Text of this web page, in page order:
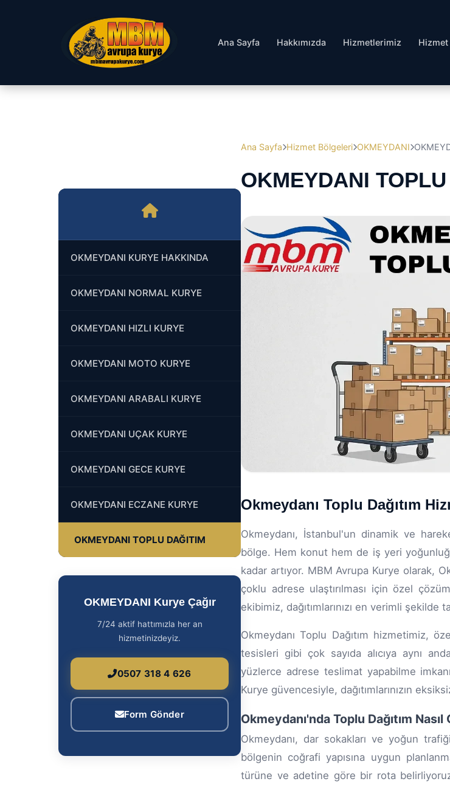
Ana Sayfa Hakkımızda Hizmetlerimiz
OKMEYDANI KURYE HAKKINDA
OKMEYDANI NORMAL KURYE
OKMEYDANI HIZLI KURYE
OKMEYDANI MOTO KURYE
OKMEYDANI ARABALI KURYE
OKMEYDANI UÇAK KURYE
OKMEYDANI GECE KURYE
OKMEYDANI ECZANE KURYE
OKMEYDANI TOPLU DAĞITIM
OKMEYDANI Kurye Çağır
7/24 aktif hattımızla her an
hizmetinizdeyiz.
0507 318 4 626
Form Gönder
Ana Sayfa Hizmet Bölgeleri OKMEYDANI
OKMEYDANI
Okmeydanı Toplu Dağıtım
Okmeydanı, İstanbul'un dinamik ve
bölge. Hem konut hem de iş yeri
kadar artıyor. MBM Avrupa Kurye olarak,
çoklu adrese ulaştırılması için özel
ekibimiz, dağıtımlarınızı en verimli şekilde
Okmeydanı Toplu Dağıtım hizmetimiz,
tesisleri gibi çok sayıda alıcıya aynı
yüzlerce adrese teslimat yapabilme
Kurye güvencesiyle, dağıtımlarınızın
Okmeydanı'nda Toplu Dağıtım Nasıl
Okmeydanı, dar sokakları ve yoğun
bölgenin coğrafi yapısına uygun
türüne ve adetine göre bir rota